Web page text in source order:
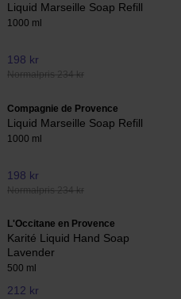
Liquid Marseille Soap Refill
1000 ml
198 kr
Normalpris 234 kr
Compagnie de Provence
Liquid Marseille Soap Refill
1000 ml
198 kr
Normalpris 234 kr
L'Occitane en Provence
Karité Liquid Hand Soap
Lavender
500 ml
212 kr